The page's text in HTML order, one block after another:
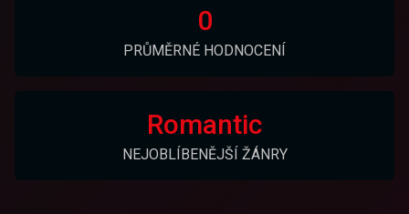
0
PRŮMĚRNÉ HODNOCENÍ
Romantic
NEJOBLÍBENĚJŠÍ ŽÁNRY